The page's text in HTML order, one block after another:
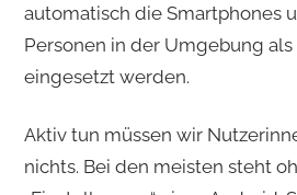
automatisch die Smartphones
Personen in der Umgebung
eingesetzt werden.
Aktiv tun müssen wir
nichts. Bei den meisten steht